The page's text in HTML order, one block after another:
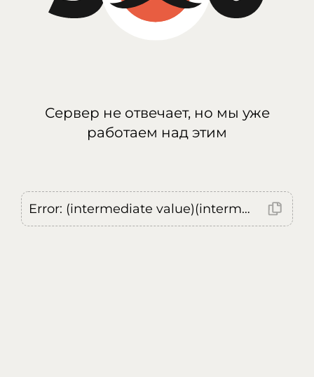
Сервер не отвечает, но мы уже
работаем над этим
Error: (intermediate value)(intermediate value)(intermediate value).replaceAll is not a function